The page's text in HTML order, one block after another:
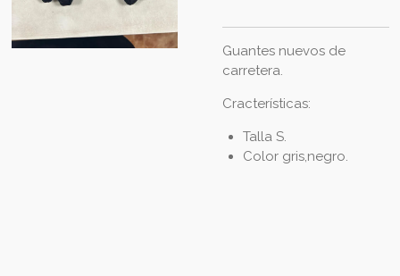
Guantes nuevos de
carretera.
Cracterísticas:
Talla S.
Color gris,negro.